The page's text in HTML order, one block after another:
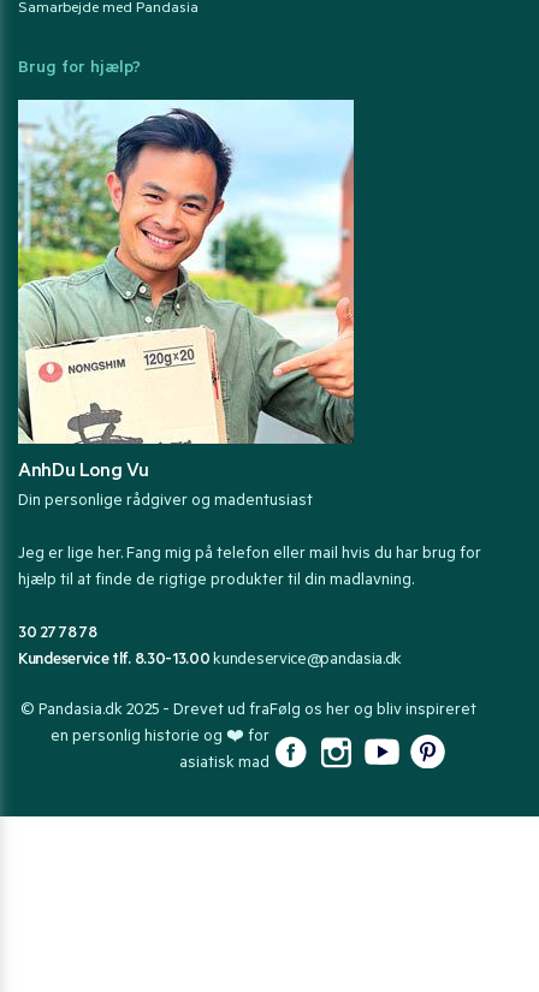
Samarbejde med Pandasia
Brug for hjælp?
AnhDu Long Vu
Din personlige rådgiver og madentusiast
Jeg er lige her. Fang mig på telefon eller mail hvis du har brug for
hjælp til at finde de rigtige produkter til din madlavning.
30 27 78 78
Kundeservice tlf. 8.30-13.00kundeservice@pandasia.dk
© Pandasia.dk 2025 - Drevet ud fra
en personlig historie og ❤️ for
asiatisk mad
Følg os her og bliv inspireret